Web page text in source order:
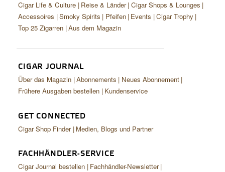
Cigar Life & Culture Reise & Länder Cigar Shops & Lounges
Accessoires Smoky Spirits Pfeifen Events Cigar Trophy
Top 25 Zigarren Aus dem Magazin
CIGAR JOURNAL
Über das Magazin Abonnements
Neues Abonnement
Frühere Ausgaben bestellen Kundenservice
GET CONNECTED
Cigar Shop Finder Medien, Blogs und Partner
FACHHÄNDLER-SERVICE
Cigar Journal bestellen Fachhändler-Newsletter